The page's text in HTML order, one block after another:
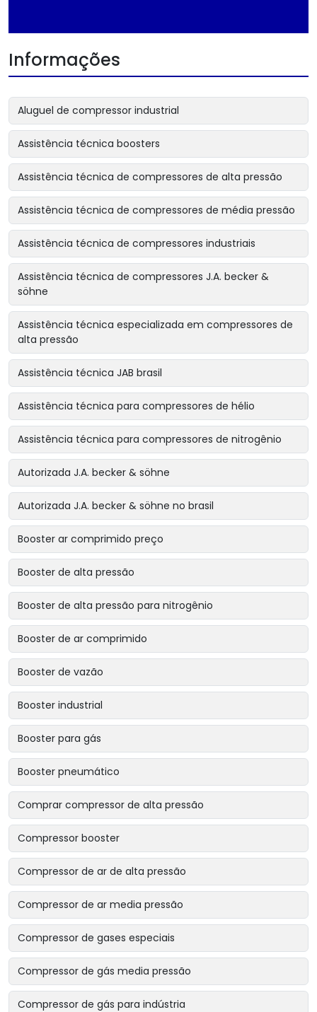
Informações
Aluguel de compressor industrial
Assistência técnica boosters
Assistência técnica de compressores de alta pressão
Assistência técnica de compressores de média pressão
Assistência técnica de compressores industriais
Assistência técnica de compressores J.A. becker &
söhne
Assistência técnica especializada em compressores de
alta pressão
Assistência técnica JAB brasil
Assistência técnica para compressores de hélio
Assistência técnica para compressores de nitrogênio
Autorizada J.A. becker & söhne
Autorizada J.A. becker & söhne no brasil
Booster ar comprimido preço
Booster de alta pressão
Booster de alta pressão para nitrogênio
Booster de ar comprimido
Booster de vazão
Booster industrial
Booster para gás
Booster pneumático
Comprar compressor de alta pressão
Compressor booster
Compressor de ar de alta pressão
Compressor de ar media pressão
Compressor de gases especiais
Compressor de gás media pressão
Compressor de gás para indústria